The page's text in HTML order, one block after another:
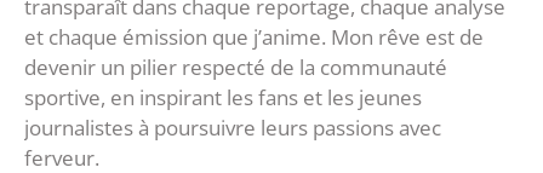
transparaît dans chaque reportage, chaque analyse
et chaque émission que j’anime. Mon rêve est de
devenir un pilier respecté de la communauté
sportive, en inspirant les fans et les jeunes
journalistes à poursuivre leurs passions avec
ferveur.